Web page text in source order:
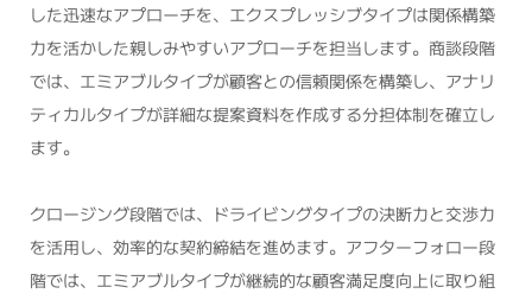
した迅速なアプローチを、エクスプレッシブタイプは関係構築
力を活かした親しみやすいアプローチを担当します。商談段階
では、エミアブルタイプが顧客との信頼関係を構築し、アナリ
ティカルタイプが詳細な提案資料を作成する分担体制を確立し
ます。
クロージング段階では、ドライビングタイプの決断力と交渉力
を活用し、効率的な契約締結を進めます。アフターフォロー段
階では、エミアブルタイプが継続的な顧客満足度向上に取り組